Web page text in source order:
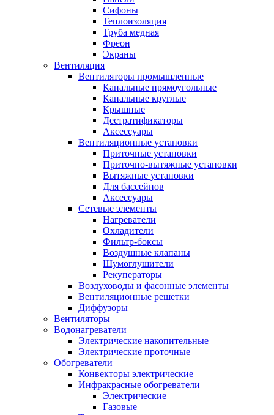
Сифоны
Теплоизоляция
Труба медная
Фреон
Экраны
Вентиляция
Вентиляторы промышленные
Канальные прямоугольные
Канальные круглые
Крышные
Дестратификаторы
Аксессуары
Вентиляционные установки
Приточные установки
Приточно-вытяжные установки
Вытяжные установки
Для бассейнов
Аксессуары
Сетевые элементы
Нагреватели
Охладители
Фильтр-боксы
Воздушные клапаны
Шумоглушители
Рекуператоры
Воздуховоды и фасонные элементы
Вентиляционные решетки
Диффузоры
Вентиляторы
Водонагреватели
Электрические накопительные
Электрические проточные
Обогреватели
Конвекторы электрические
Инфракрасные обогреватели
Электрические
Газовые